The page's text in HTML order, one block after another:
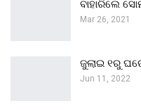
ବାହାରିଲେ
Mar 26, 2021
ଜୁଲାଇ ୧ରୁ
Jun 11, 2022